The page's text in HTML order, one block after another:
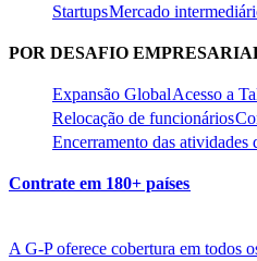
Startups​​Mercado
POR DESAFIO
Expansão Global​​Acesso a
Relocação de funcionários​​
Encerramento das atividades
Contrate em 180+ países​​
A G-P oferece cobertura em todos